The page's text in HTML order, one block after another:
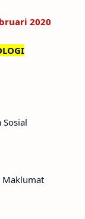
2020
Maklumat